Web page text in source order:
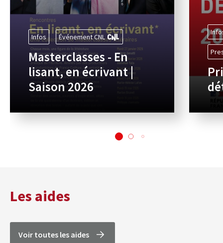
Infos Événement CNL
Masterclasses - En
lisant, en écrivant |
Saison 2026
Les aides
Voir toutes les aides